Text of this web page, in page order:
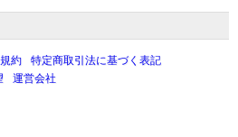
約
特定商取引法に基づく表記
運営会社